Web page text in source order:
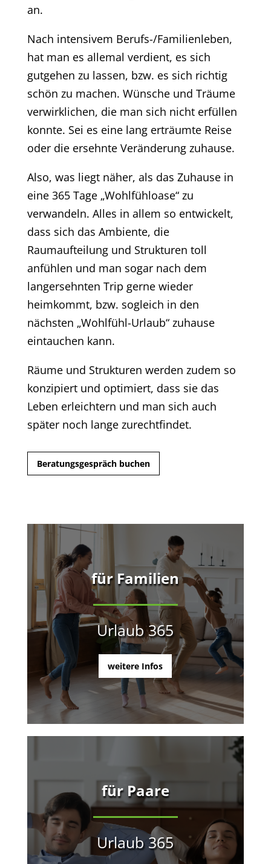
an.
Nach intensivem Berufs-/Familienleben,
hat man es allemal verdient, es sich
gutgehen zu lassen, bzw. es sich richtig
schön zu machen. Wünsche und Träume
verwirklichen, die man sich nicht erfüllen
konnte. Sei es eine lang erträumte Reise
oder die ersehnte Veränderung zuhause.
Also, was liegt näher, als das Zuhause in
eine 365 Tage „Wohlfühloase“ zu
verwandeln. Alles in allem so entwickelt,
dass sich das Ambiente, die
Raumaufteilung und Strukturen toll
anfühlen und man sogar nach dem
langersehnten Trip gerne wieder
heimkommt, bzw. sogleich in den
nächsten „Wohlfühl-Urlaub“ zuhause
eintauchen kann.
Räume und Strukturen werden zudem so
konzipiert und optimiert, dass sie das
Leben erleichtern und man sich auch
später noch lange zurechtfindet.
Beratungsgespräch buchen
für Familien
Urlaub 365
weitere Infos
für Paare
Urlaub 365